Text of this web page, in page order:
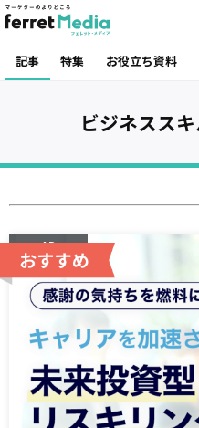
記事 特集 お役立ち資料
ビジネスス
AD